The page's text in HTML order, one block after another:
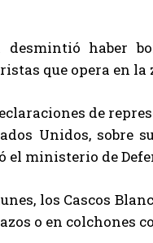
desmintió haber
que opera en la
de
Unidos, sobre
el ministerio de
los Cascos
o en colchones